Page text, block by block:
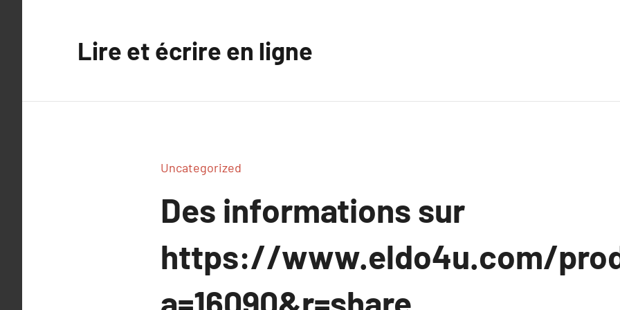
Lire et écrire en ligne
Uncategorized
Des informations sur
https://www.eldo4u.com/